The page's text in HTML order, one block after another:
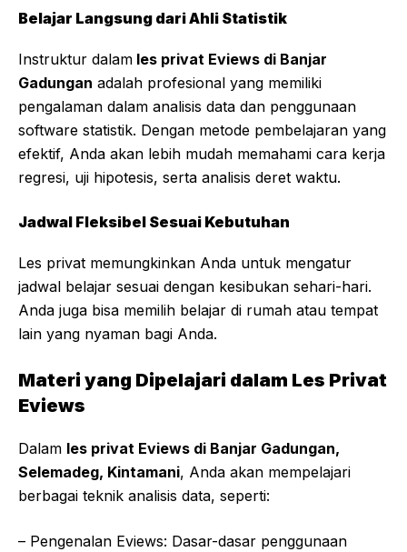
Belajar Langsung dari Ahli Statistik
Instruktur dalam les privat Eviews di Banjar
Gadungan adalah profesional yang memiliki
pengalaman dalam analisis data dan penggunaan
software statistik. Dengan metode pembelajaran yang
efektif, Anda akan lebih mudah memahami cara kerja
regresi, uji hipotesis, serta analisis deret waktu.
Jadwal Fleksibel Sesuai Kebutuhan
Les privat memungkinkan Anda untuk mengatur
jadwal belajar sesuai dengan kesibukan sehari-hari.
Anda juga bisa memilih belajar di rumah atau tempat
lain yang nyaman bagi Anda.
Materi yang Dipelajari dalam Les Privat
Eviews
Dalam les privat Eviews di Banjar Gadungan,
Selemadeg, Kintamani, Anda akan mempelajari
berbagai teknik analisis data, seperti:
– Pengenalan Eviews: Dasar-dasar penggunaan